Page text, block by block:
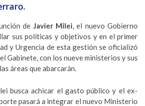
de Javier Milei, el nuevo Gobierno
sus políticas y objetivos y en el primer
y Urgencia de esta gestión se oficializó
Gabinete, con los nueve ministerios y sus
áreas que abarcarán.
busca achicar el gasto público y el ex-
pasará a integrar el nuevo Ministerio